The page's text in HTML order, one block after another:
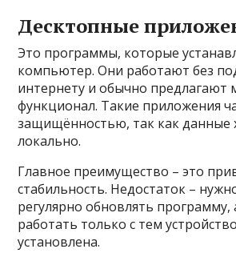
Десктопные
Это программы, которые
компьютер. Они работают без
интернету и обычно
функционал. Такие приложения
защищённостью, так как данные
локально.
Главное преимущество – это
стабильность. Недостаток –
регулярно обновлять программу,
работать только с тем
установлена.